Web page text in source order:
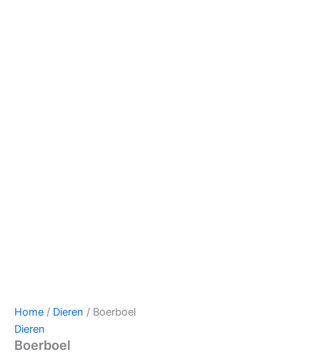
Home / Dieren / Boerboel
Dieren
Boerboel